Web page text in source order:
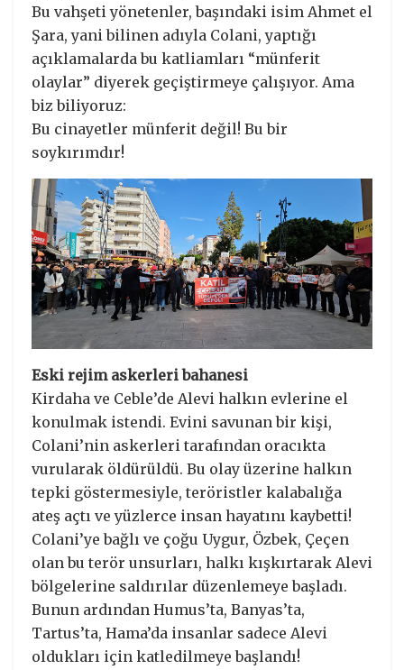
Bu vahşeti yönetenler, başındaki isim Ahmet el
Şara, yani bilinen adıyla Colani, yaptığı
açıklamalarda bu katliamları “münferit
olaylar” diyerek geçiştirmeye çalışıyor. Ama
biz biliyoruz:
Bu cinayetler münferit değil! Bu bir
soykırımdır!
Eski rejim askerleri bahanesi
Kirdaha ve Ceble’de Alevi halkın evlerine el
konulmak istendi. Evini savunan bir kişi,
Colani’nin askerleri tarafından oracıkta
vurularak öldürüldü. Bu olay üzerine halkın
tepki göstermesiyle, teröristler kalabalığa
ateş açtı ve yüzlerce insan hayatını kaybetti!
Colani’ye bağlı ve çoğu Uygur, Özbek, Çeçen
olan bu terör unsurları, halkı kışkırtarak Alevi
bölgelerine saldırılar düzenlemeye başladı.
Bunun ardından Humus’ta, Banyas’ta,
Tartus’ta, Hama’da insanlar sadece Alevi
oldukları için katledilmeye başlandı!